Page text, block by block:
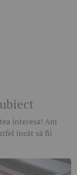
interesa! Am
încât să fii